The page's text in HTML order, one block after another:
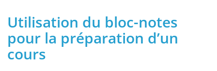
Utilisation du bloc-notes
pour la préparation d’un
cours